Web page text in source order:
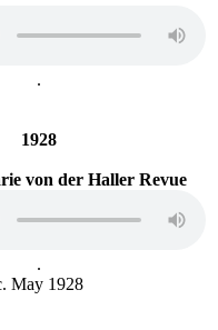
.
1928
von der Haller Revue
.
May 1928